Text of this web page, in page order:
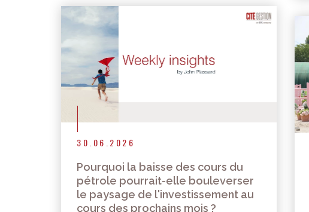
30.06.2026
Pourquoi la baisse des cours du
pétrole pourrait-elle bouleverser
le paysage de l'investissement au
cours des prochains mois ?